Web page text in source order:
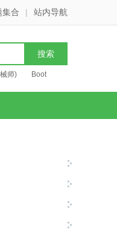
集合 | 站内导航
师) Boot